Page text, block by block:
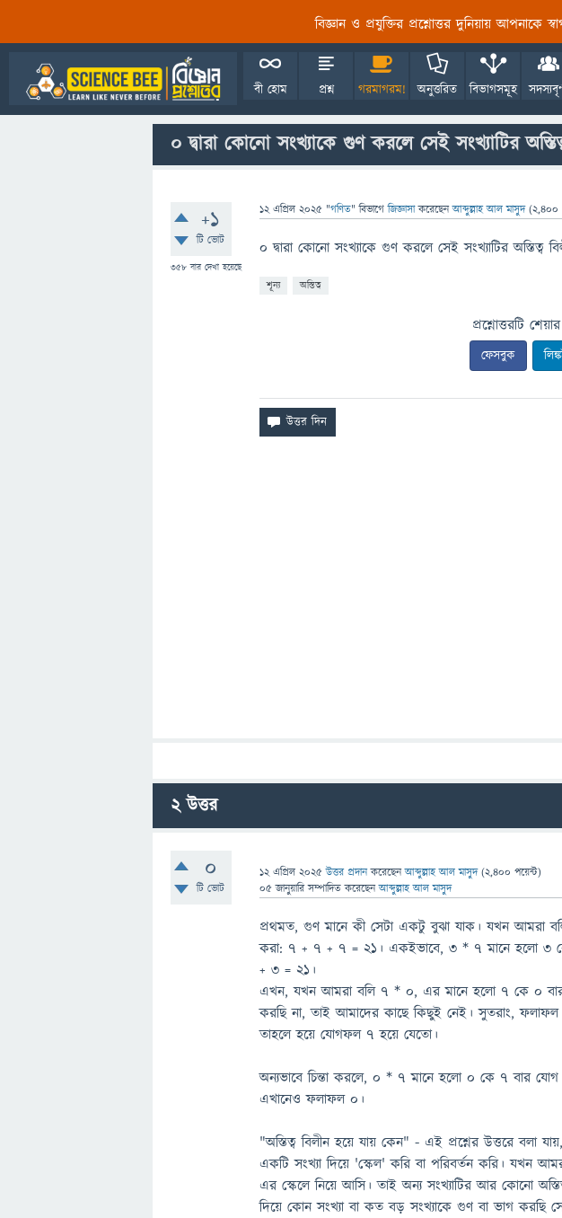
বিজ্ঞান ও প্রযুক্তির প্রশ্নোত্তর দুনিয়ায় আপনাকে
বী হোম প্রশ্ন গরমাগরম! অনুত্তরিত বিভাগসমূহ
০ দ্বারা কোনো সংখ্যাকে গুণ করলে সেই সংখ্যাটির
+1
টি ভোট
358 বার দেখা হয়েছে
12 এপ্রিল 2025 "গণিত" বিভাগে জিজ্ঞাসাকরেছেনআব্দুল্লাহ আল মাসুদ (2,400
০ দ্বারা কোনো সংখ্যাকে গুণ করলে সেই সংখ্যাটির অস্তিত্ব
শূন্য অস্তিত্ব
প্রশ্নোত্তরটি
ফেসবুক
2উত্তর
0
টি ভোট
12 এপ্রিল 2025 উত্তর প্রদান করেছেনআব্দুল্লাহ আল মাসুদ (2,400 পয়েন্ট)
05 জানুয়ারি সম্পাদিত করেছেনআব্দুল্লাহ আল মাসুদ
প্রথমত, গুণ মানে কী সেটা একটু বুঝা যাক। যখন আমরা
করা: ৭ + ৭ + ৭ = ২১। একইভাবে, ৩ * ৭ মানে হলো
+ ৩ = ২১।
এখন, যখন আমরা বলি ৭ * ০, এর মানে হলো ৭ কে ০
করছি না, তাই আমাদের কাছে কিছুই নেই। সুতরাং,
তাহলে হয়ে যোগফল ৭ হয়ে যেতো।
অন্যভাবে চিন্তা করলে, ০ * ৭ মানে হলো ০ কে ৭ বার
এখানেও ফলাফল ০।
"অস্তিত্ব বিলীন হয়ে যায় কেন" - এই প্রশ্নের উত্তরে বলা
একটি সংখ্যা দিয়ে 'স্কেল' করি বা পরিবর্তন করি। যখন
এর স্কেলে নিয়ে আসি। তাই অন্য সংখ্যাটির আর কোনো
দিয়ে কোন সংখ্যা বা কত বড় সংখ্যাকে গুণ বা ভাগ করছি